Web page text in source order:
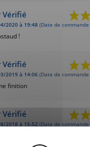
Vérifié
2020 à 19:48 (Date de
!
Vérifié
2019 à 14:06 (Date de
finition
Vérifié
2018 à 15:52 (Date de
prix